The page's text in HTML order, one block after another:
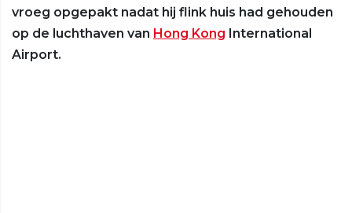
vroeg opgepakt nadat hij flink huis had gehouden
op de luchthaven van Hong Kong International
Airport.